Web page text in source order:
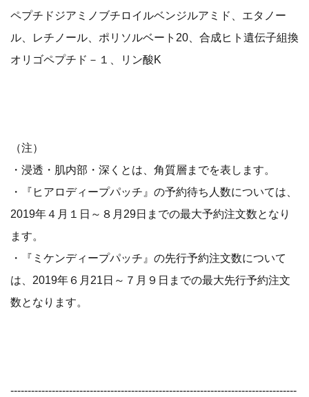
ペプチドジアミノブチロイルベンジルアミド、エタノー
ル、レチノール、ポリソルベート20、合成ヒト遺伝子組換
オリゴペプチド－１、リン酸K
（注）
・浸透・肌内部・深くとは、角質層までを表します。
・『ヒアロディープパッチ』の予約待ち人数については、
2019年４月１日～８月29日までの最大予約注文数となり
ます。
・『ミケンディープパッチ』の先行予約注文数について
は、2019年６月21日～７月９日までの最大先行予約注文
数となります。
-----------------------------------------------------------------------------------